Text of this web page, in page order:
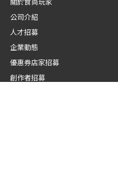
公司介紹
人才招募
企業動態
優惠券店家招募
創作者招募